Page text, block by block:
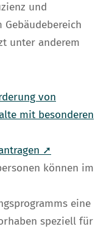
und
unter anderem
von
mit besonderen
➚
können im
eine
speziell für